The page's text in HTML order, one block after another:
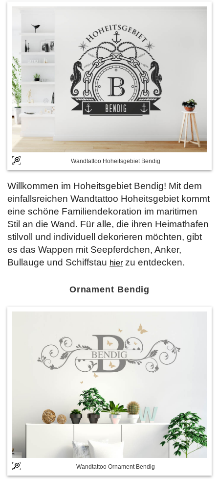
Wandtattoo Hoheitsgebiet Bendig
Willkommen im Hoheitsgebiet Bendig! Mit dem
einfallsreichen Wandtattoo Hoheitsgebiet kommt
eine schöne Familiendekoration im maritimen
Stil an die Wand. Für alle, die ihren Heimathafen
stilvoll und individuell dekorieren möchten, gibt
es das Wappen mit Seepferdchen, Anker,
Bullauge und Schiffstau hier zu entdecken.
Ornament Bendig
Wandtattoo Ornament Bendig